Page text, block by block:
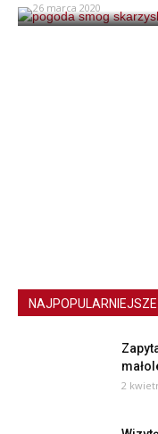
26 marca 2020
NAJPOPULARNIEJSZE
2